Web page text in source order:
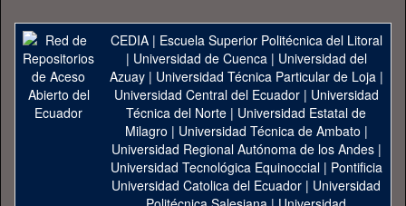
CEDIA| Escuela Superior Politécnica del Litoral
| Universidad de Cuenca| Universidad del
Azuay| Universidad Técnica Particular de Loja|
Universidad Central del Ecuador| Universidad
Técnica del Norte | Universidad Estatal de
Milagro | Universidad Técnica de Ambato |
Universidad Regional Autónoma de los Andes|
Universidad Tecnológica Equinoccial| Pontificia
Universidad Catolica del Ecuador | Universidad